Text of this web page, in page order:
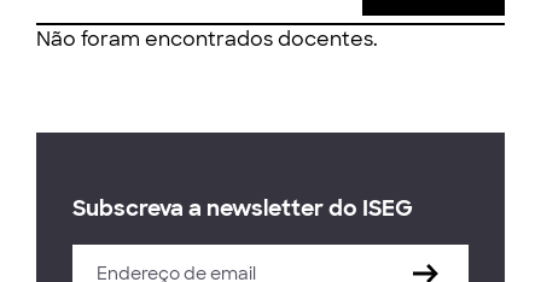
Não foram encontrados docentes.
Subscreva a newsletter do ISEG